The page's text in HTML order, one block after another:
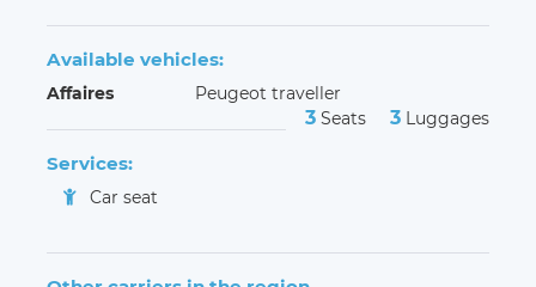
Available vehicles:
Affaires Peugeot traveller
3 Seats 3 Luggages
Services:
Car seat